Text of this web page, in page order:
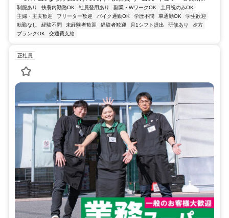
制服あり 扶養内勤務OK 社員登用あり 副業・WワークOK
土日祝のみOK
主婦・主夫歓迎
フリーター歓迎 バイク通勤OK 学歴不問 車通勤OK
学生歓迎
転勤なし
経験不問 未経験者歓迎 経験者歓迎 月1シフト提出 研修あり
夕方
ブランクOK
交通費支給
正社員